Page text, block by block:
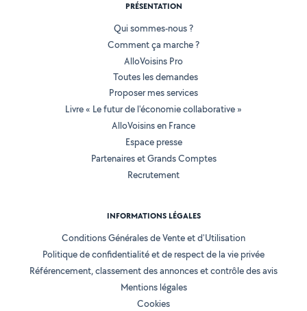
PRÉSENTATION
Qui sommes-nous ?
Comment ça marche ?
AlloVoisins Pro
Toutes les demandes
Proposer mes services
Livre « Le futur de l'économie collaborative »
AlloVoisins en France
Espace presse
Partenaires et Grands Comptes
Recrutement
INFORMATIONS LÉGALES
Conditions Générales de Vente et d'Utilisation
Politique de confidentialité et de respect de la vie privée
Référencement, classement des annonces et contrôle des avis
Mentions légales
Cookies